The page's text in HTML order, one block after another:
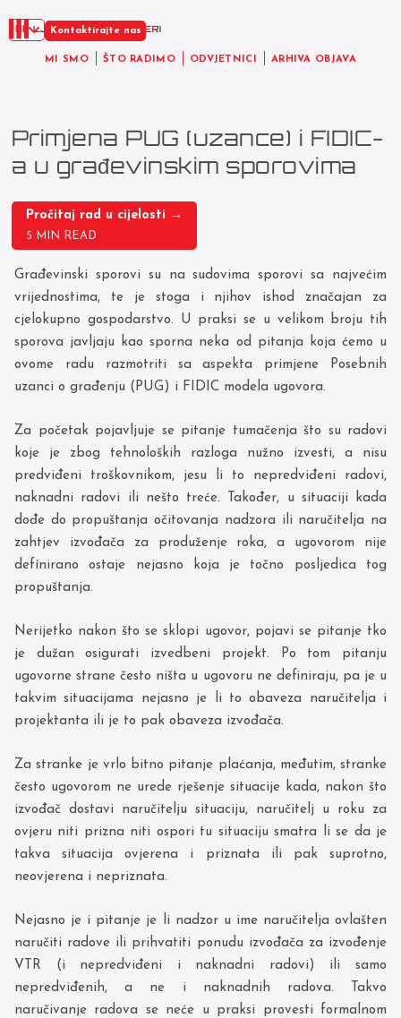
MI SMO ŠTO RADIMO ODVJETNICI ARHIVA OBJAVA
Kontaktirajte nas
Primjena PUG (uzance) i FIDIC-
a u građevinskim sporovima
Pročitaj rad u cijelosti →
5 MIN READ
Građevinski sporovi su na sudovima sporovi sa najvećim
vrijednostima, te je stoga i njihov ishod značajan za
cjelokupno gospodarstvo. U praksi se u velikom broju tih
sporova javljaju kao sporna neka od pitanja koja ćemo u
ovome radu razmotriti sa aspekta primjene Posebnih
uzanci o građenju (PUG) i FIDIC modela ugovora.
Za početak pojavljuje se pitanje tumačenja što su radovi
koje je zbog tehnoloških razloga nužno izvesti, a nisu
predviđeni troškovnikom, jesu li to nepredviđeni radovi,
naknadni radovi ili nešto treće. Također, u situaciji kada
dođe do propuštanja očitovanja nadzora ili naručitelja na
zahtjev izvođača za produženje roka, a ugovorom nije
defínirano ostaje nejasno koja je točno posljedica tog
propuštanja.
Nerijetko nakon što se sklopi ugovor, pojavi se pitanje tko
je dužan osigurati izvedbeni projekt. Po tom pitanju
ugovorne strane često ništa u ugovoru ne definiraju, pa je u
takvim situacijama nejasno je li to obaveza naručitelja i
projektanta ili je to pak obaveza izvođača.
Za stranke je vrlo bitno pitanje plaćanja, međutim, stranke
često ugovorom ne urede rješenje situacije kada, nakon što
izvođač dostavi naručitelju situaciju, naručitelj u roku za
ovjeru niti prizna niti ospori tu situaciju smatra li se da je
takva situacija ovjerena i priznata ili pak suprotno,
neovjerena i nepriznata.
Nejasno je i pitanje je li nadzor u ime naručitelja ovlašten
naručiti radove ili prihvatiti ponudu izvođača za izvođenje
VTR (i nepredviđeni i naknadni radovi) ili samo
nepredviđenih, a ne i naknadnih radova. Takvo
naručivanje radova se neće u praksi provesti formalnom